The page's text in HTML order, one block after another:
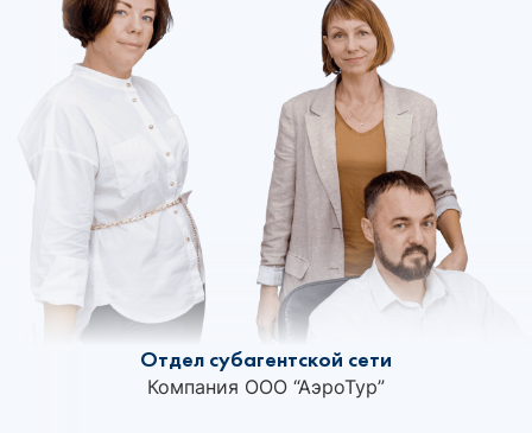
Отдел субагентской сети
Компания ООО “АэроТур”